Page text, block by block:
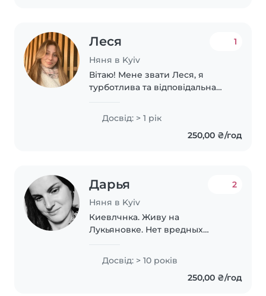
Леся
Няня в Kyiv
1
Вітаю! Мене звати Леся, я
турботлива та відповідальна
малюками та дошкільного віку.
Можу надати першу домедичну
Досвід: > 1 рік
250,00 ₴/год
Дарья
Няня в Kyiv
2
Киевлчнка. Живу на
Лукьяновке. Нет вредных
любовью отношусь к своей
работе. Хочу стать для семьи
надёжной помощницей а для
Досвід: > 10 років
250,00 ₴/год